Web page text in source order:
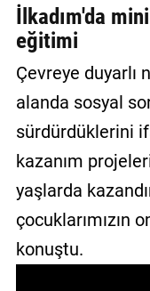
EĞİTİM
GALERİ
VİDEO
BİZE
ULAŞIN
Künye
İlkadım'da
eğitimi
Çevreye
alanda sosyal
sürdürdüklerini
kazanım
yaşlarda
çocuklarımızın
konuştu.